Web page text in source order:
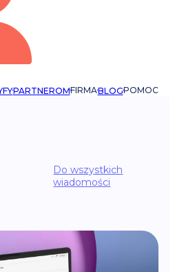
PARTNEROMFIRMABLOGPOMOC
Do wszystkich
wiadomości